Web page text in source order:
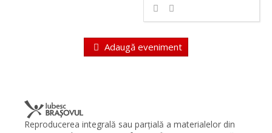
Adaugă eveniment
Reproducerea integrală sau parţială a materialelor din